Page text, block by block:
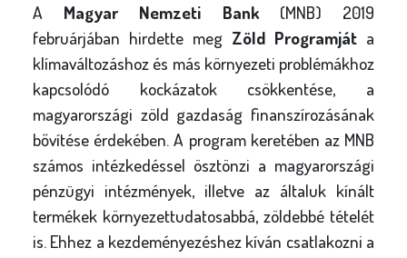
A Magyar Nemzeti Bank(MNB) 2019
februárjában hirdette meg Zöld Programját a
klímaváltozáshoz és más környezeti problémákhoz
kapcsolódó kockázatok csökkentése, a
magyarországi zöld gazdaság finanszírozásának
bővítése érdekében. A program keretében az MNB
számos intézkedéssel ösztönzi a magyarországi
pénzügyi intézmények, illetve az általuk kínált
termékek környezettudatosabbá, zöldebbé tételét
is. Ehhez a kezdeményezéshez kíván csatlakozni a